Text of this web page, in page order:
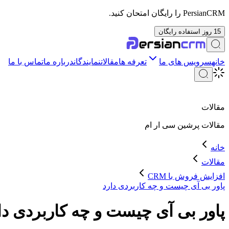
PersianCRM را رایگان امتحان کنید.
15 روز استفاده رایگان
خانهسرویس های ما تعرفه هامقالاتنمایندگاندرباره ماتماس با ما
مقالات
مقالات پرشین سی ار ام
خانه
مقالات
افزایش فروش با CRM
پاور بی آی چیست و چه کاربردی دارد
پاور بی آی چیست و چه کاربردی